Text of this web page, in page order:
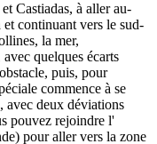
Castiadas, à aller au-
continuant vers le sud-
la mer,
quelques écarts
puis, pour
commence à se
avec deux déviations
pouvez rejoindre l'
pour aller vers la zone